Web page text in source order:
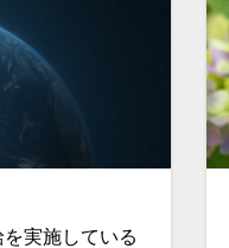
実施している